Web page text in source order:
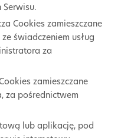
Cookies zamieszczane
świadczeniem usług
za
zamieszczane
za pośrednictwem
lub aplikację, pod